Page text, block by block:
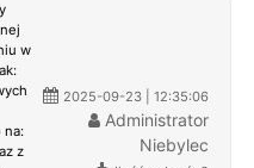
w
na:
z
2025-09-23 | 12:35:06
Administrator
Niebylec